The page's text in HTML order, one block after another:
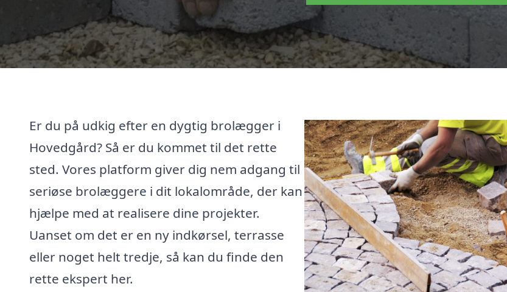
Er du på udkig efter en dygtig brolægger i
Hovedgård? Så er du kommet til det rette
sted. Vores platform giver dig nem adgang til
seriøse brolæggere i dit lokalområde, der kan
hjælpe med at realisere dine projekter.
Uanset om det er en ny indkørsel, terrasse
eller noget helt tredje, så kan du finde den
rette ekspert her.